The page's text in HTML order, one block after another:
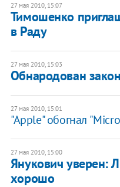
27 мая 2010, 15:07
Тимошенко
в Раду
27 мая 2010, 15:03
Обнародован
27 мая 2010, 15:01
"Apple" обогнал
27 мая 2010, 15:00
Янукович уверен:
хорошо